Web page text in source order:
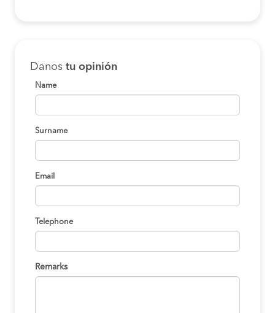
Danos tu opinión
Name
Surname
Email
Telephone
Remarks